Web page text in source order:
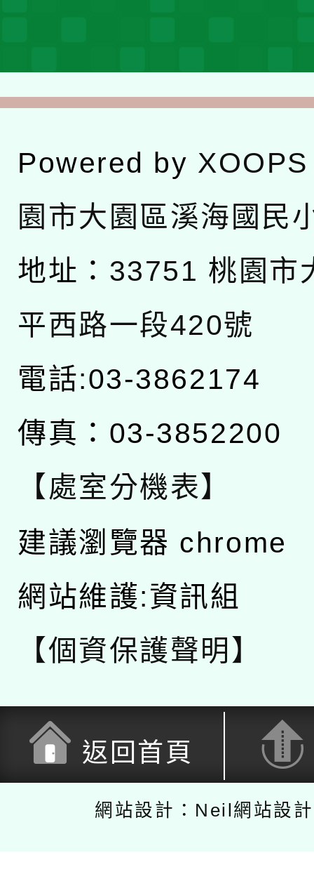
Powered by XOOPS
園市大園區溪海國民
地址： 33751 桃園市
平西路一段420號
電話:03-3862174
傳真：03-3852200
【處室分機表】
建議瀏覽器 chrome
網站維護:資訊組
【個資保護聲明】
返回首頁
網站設計：Neil網站設